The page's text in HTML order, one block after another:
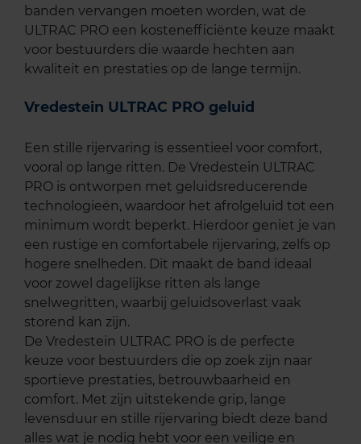
banden vervangen moeten worden, wat de
ULTRAC PRO een kostenefficiënte keuze maakt
voor bestuurders die waarde hechten aan
kwaliteit en prestaties op de lange termijn.
Vredestein ULTRAC PRO geluid
Een stille rijervaring is essentieel voor comfort,
vooral op lange ritten. De Vredestein ULTRAC
PRO is ontworpen met geluidsreducerende
technologieën, waardoor het afrolgeluid tot een
minimum wordt beperkt. Hierdoor geniet je van
een rustige en comfortabele rijervaring, zelfs op
hogere snelheden. Dit maakt de band ideaal
voor zowel dagelijkse ritten als lange
snelwegritten, waarbij geluidsoverlast vaak
storend kan zijn.
De Vredestein ULTRAC PRO is de perfecte
keuze voor bestuurders die op zoek zijn naar
sportieve prestaties, betrouwbaarheid en
comfort. Met zijn uitstekende grip, lange
levensduur en stille rijervaring biedt deze band
alles wat je nodig hebt voor een veilige en